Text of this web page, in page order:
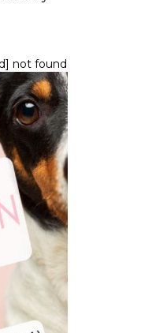
not found